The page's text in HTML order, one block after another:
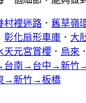
村裡迷路 ． 舊草嶺
彰化扇形車庫 ． 大
天元宮賞櫻 ． 烏來 ．
台南→台中→新竹
→新竹→板橋